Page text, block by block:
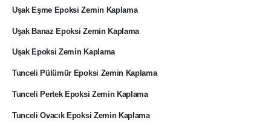
Uşak Eşme Epoksi Zemin Kaplama
Uşak Banaz Epoksi Zemin Kaplama
Uşak Epoksi Zemin Kaplama
Tunceli Pülümür Epoksi Zemin Kaplama
Tunceli Pertek Epoksi Zemin Kaplama
Tunceli Ovacık Epoksi Zemin Kaplama